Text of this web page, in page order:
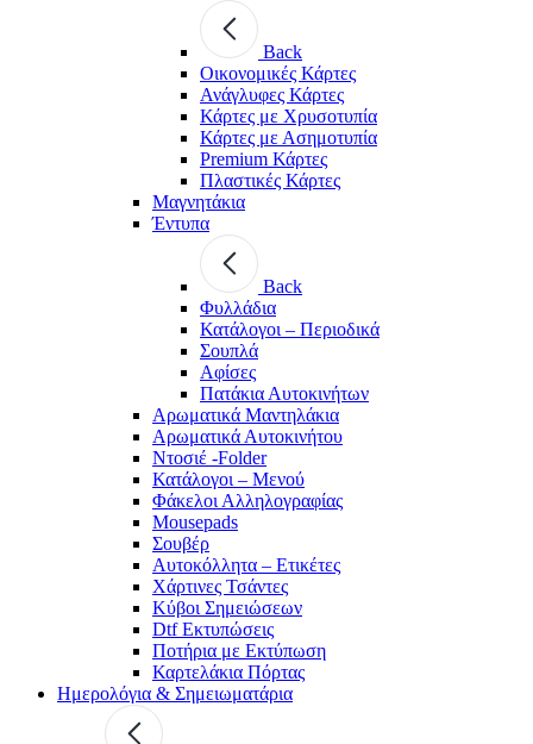
Back
Οικονομικές Κάρτες
Ανάγλυφες Κάρτες
Κάρτες με Χρυσοτυπία
Κάρτες με Ασημοτυπία
Premium Κάρτες
Πλαστικές Κάρτες
Μαγνητάκια
Έντυπα
Back
Φυλλάδια
Κατάλογοι – Περιοδικά
Σουπλά
Αφίσες
Πατάκια Αυτοκινήτων
Αρωματικά Μαντηλάκια
Αρωματικά Αυτοκινήτου
Ντοσιέ -Folder
Κατάλογοι – Μενού
Φάκελοι Αλληλογραφίας
Mousepads
Σουβέρ
Αυτοκόλλητα – Ετικέτες
Χάρτινες Τσάντες
Κύβοι Σημειώσεων
Dtf Εκτυπώσεις
Ποτήρια με Εκτύπωση
Καρτελάκια Πόρτας
Ημερολόγια & Σημειωματάρια